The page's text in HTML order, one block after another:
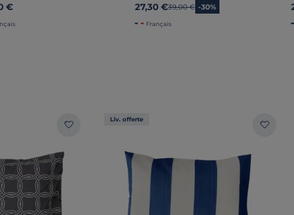
€
27,30 €Ancien prix
39,00 € -30%
Français
Liv. offerte